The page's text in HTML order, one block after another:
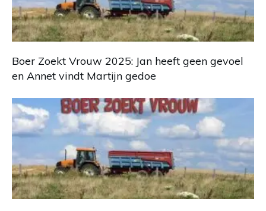
Boer Zoekt Vrouw 2025: Jan heeft geen gevoel
en Annet vindt Martijn gedoe